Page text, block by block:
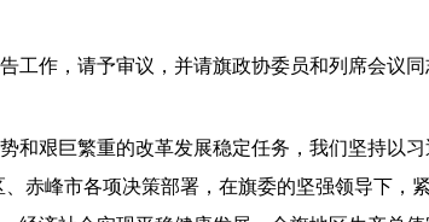
工作，请予审议，并请旗政协委员和列席会议同
和艰巨繁重的改革发展稳定任务，我们坚持以
赤峰市各项决策部署，在旗委的坚强领导下